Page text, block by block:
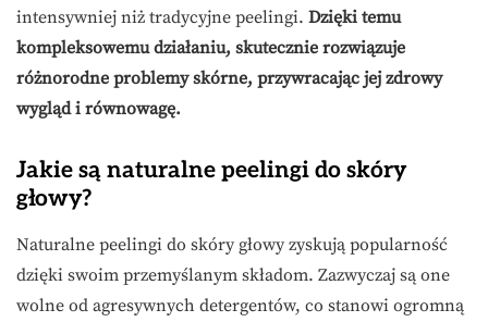
intensywniej niż tradycyjne peelingi. Dzięki temu
kompleksowemu działaniu, skutecznie rozwiązuje
różnorodne problemy skórne, przywracając jej zdrowy
wygląd i równowagę.
Jakie są naturalne peelingi do skóry
głowy?
Naturalne peelingi do skóry głowy zyskują popularność
dzięki swoim przemyślanym składom. Zazwyczaj są one
wolne od agresywnych detergentów, co stanowi ogromną